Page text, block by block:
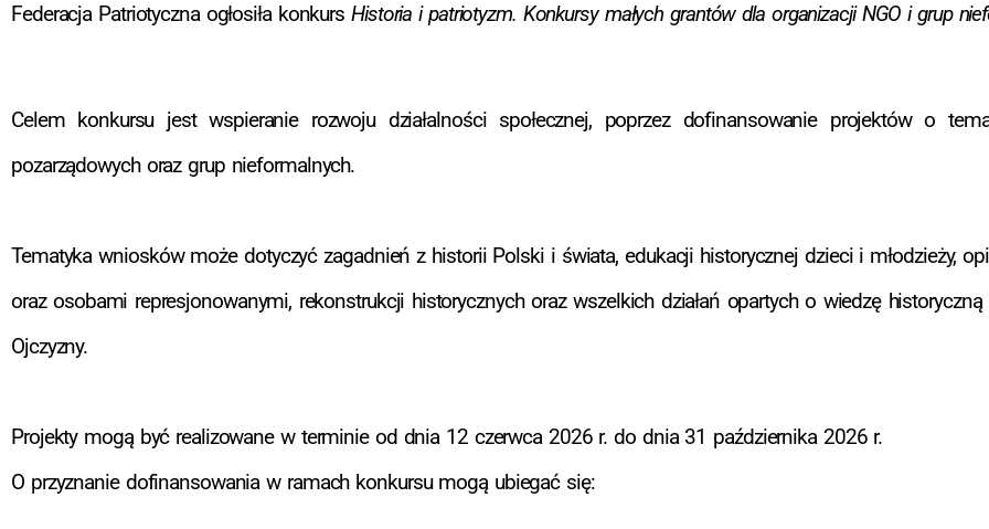
Federacja Patriotyczna ogłosiła konkurs Historia i patriotyzm. Konkursy małych grantów dla organizacji NGO i grup
Celem konkursu jest wspieranie rozwoju działalności społecznej, poprzez dofinansowanie projektów o
pozarządowych oraz grup nieformalnych.
Tematyka wniosków może dotyczyć zagadnień z historii Polski i świata, edukacji historycznej dzieci i młodzieży,
oraz osobami represjonowanymi, rekonstrukcji historycznych oraz wszelkich działań opartych o wiedzę
Ojczyzny.
Projekty mogą być realizowane w terminie od dnia 12 czerwca 2026 r. do dnia 31 października 2026 r.
O przyznanie dofinansowania w ramach konkursu mogą ubiegać się: